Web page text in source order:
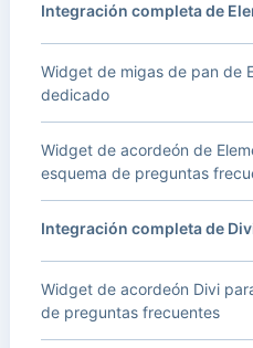
Integración completa de
Widget de migas de pan de
dedicado
Widget de acordeón de
esquema de preguntas
Integración completa de
Widget de acordeón Divi
de preguntas frecuentes